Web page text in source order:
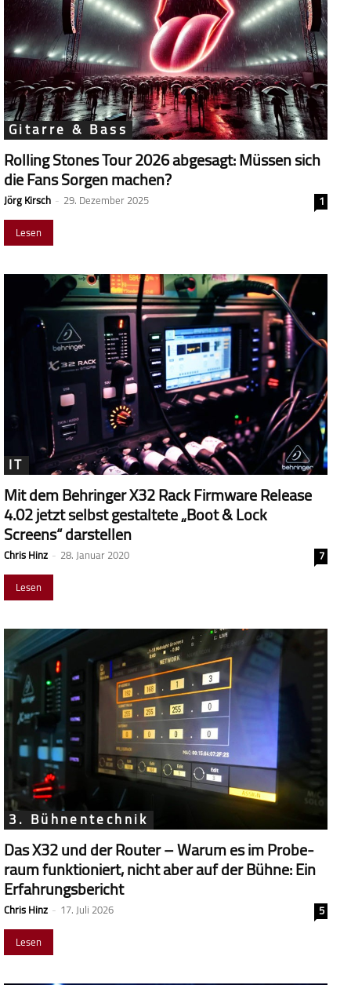
Gitarre & Bass
Rolling Stones Tour 2026 abgesagt: Müssen sich
die Fans Sorgen machen?
Jörg Kirsch
Lesen
IT
Mit dem Behringer X32 Rack Firmware Release
4.02 jetzt selbst gestaltete „Boot & Lock
Screens“ darstellen
Chris Hinz -
Lesen
3. Bühnentechnik
Das X32 und der Router – Warum es im Probe­
raum funk­tio­niert, nicht aber auf der Bühne: Ein
Erfahrungsbericht
Chris Hinz -
Lesen